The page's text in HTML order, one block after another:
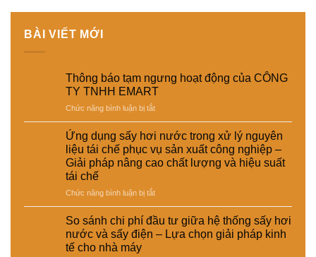
BÀI VIẾT MỚI
Thông báo tạm ngưng hoạt động của CÔNG
TY TNHH EMART
Chức năng bình luận bị tắtở
báo
ngưng
hoạt
của
TY
TNHH
EMART
Ứng dụng sấy hơi nước trong xử lý nguyên
liệu tái chế phục vụ sản xuất công nghiệp –
Giải pháp nâng cao chất lượng và hiệu suất
tái chế
Chức năng bình luận bị tắtở
dụng
sấy
So sánh chi phí đầu tư giữa hệ thống sấy hơi
nước và sấy điện – Lựa chọn giải pháp kinh
tế cho nhà máy